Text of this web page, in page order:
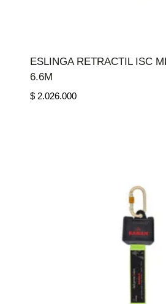
ESLINGA RETRACTIL ISC
6.6M
$2.026.000